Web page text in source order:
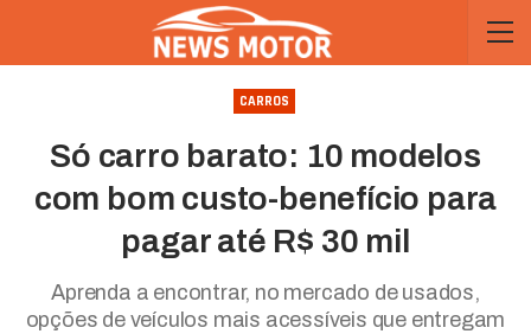
CARROS
Só carro barato: 10 modelos
com bom custo-benefício para
pagar até R$ 30 mil
Aprenda a encontrar, no mercado de usados,
opções de veículos mais acessíveis que entregam